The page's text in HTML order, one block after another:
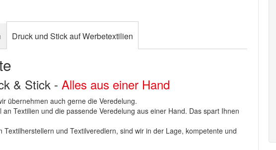
Druck und Stick auf Werbetextilien
& Stick -Alles aus einer Hand
übernehmen auch gerne die Veredelung.
Textilien und die passende Veredelung aus einer Hand. Das spart Ihnen
und Textilveredlern, sind wir in der Lage, kompetente und